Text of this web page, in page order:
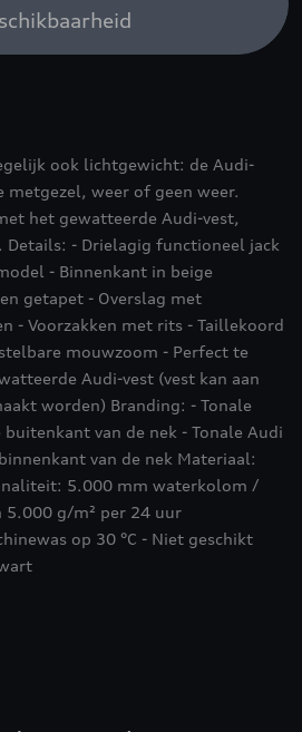
ook lichtgewicht: de Audi-
metgezel, weer of geen weer.
het gewatteerde Audi-vest,
Details: - Drielagig functioneel jack
- Binnenkant in beige
getapet - Overslag met
- Voorzakken met rits - Taillekoord
mouwzoom - Perfect te
Audi-vest (vest kan aan
worden) Branding: - Tonale
van de nek - Tonale Audi
van de nek Materiaal:
5.000 mm waterkolom /
5.000 g/m² per 24 uur
op 30 °C - Niet geschikt